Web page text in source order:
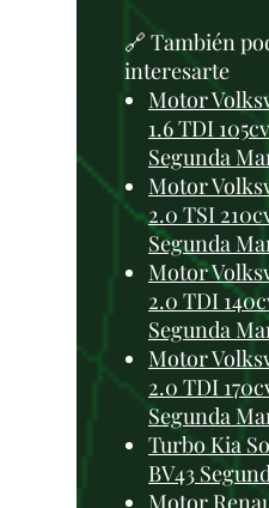
🔗 También
interesarte
Motor
1.6 TDI
Segunda
Motor
2.0 TSI
Segunda
Motor
2.0 TDI
Segunda
Motor
2.0 TDI
Segunda
Turbo Kia
BV43
Motor